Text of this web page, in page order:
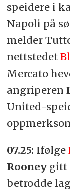
speidere i
Napoli på
melder
nettstedet
Mercato
angriperen
United-
07.25: Ifølge
Rooneygitt
betrodde